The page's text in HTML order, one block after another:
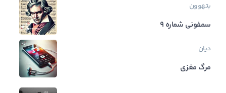
بتهوون
سمفونی شماره ۹
دیان
ﻣﺮگ ﻣﻐﺰی